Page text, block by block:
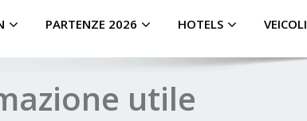
PARTENZE 2026 HOTELS VEICOLI
utile